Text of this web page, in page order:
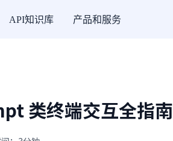
API知识库 产品和服务
类终端交互全指南